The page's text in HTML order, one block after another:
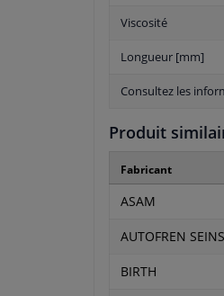
Viscosité
Longueur [mm]
Consultez les
Produit
Fabricant
ASAM
AUTOFREN
BIRTH